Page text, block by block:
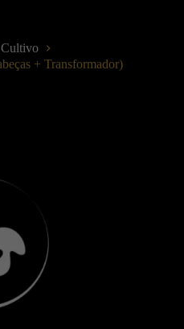
Cultivo
+ Transformador)